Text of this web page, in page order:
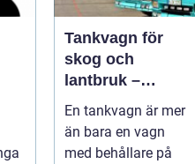
Tankvagn för
skog och
lantbruk –
funktion,
säkerhet och
smarta val
En tankvagn är mer
än bara en vagn
med behållare på